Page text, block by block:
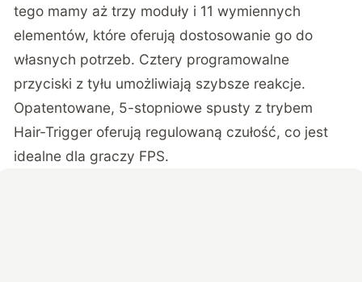
tego mamy aż trzy moduły i 11 wymiennych
elementów, które oferują dostosowanie go do
własnych potrzeb. Cztery programowalne
przyciski z tyłu umożliwiają szybsze reakcje.
Opatentowane, 5-stopniowe spusty z trybem
Hair-Trigger oferują regulowaną czułość, co jest
idealne dla graczy FPS.